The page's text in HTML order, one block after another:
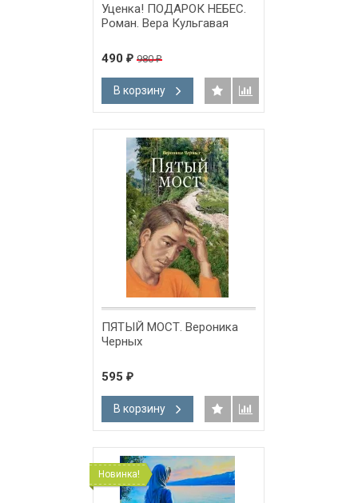
Уценка! ПОДАРОК НЕБЕС.
Роман. Вера Кульгавая
490 ₽ 980₽
В корзину
ПЯТЫЙ МОСТ. Вероника
Черных
595 ₽
В корзину
Новинка!